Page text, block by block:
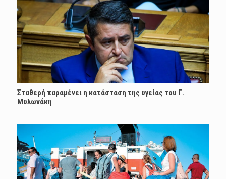
Σταθερή παραμένει η κατάσταση της υγείας του Γ.
Μυλωνάκη